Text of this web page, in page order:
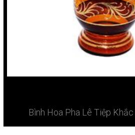
Bình Hoa Pha Lê Tiệp